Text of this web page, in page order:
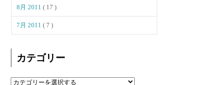
8月 2011( 17 )
7月 2011( 7 )
カテゴリー